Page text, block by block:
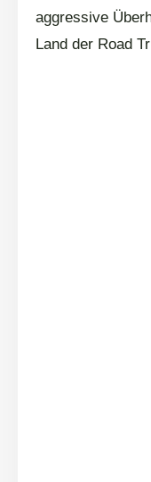
aggressive
Land der Road